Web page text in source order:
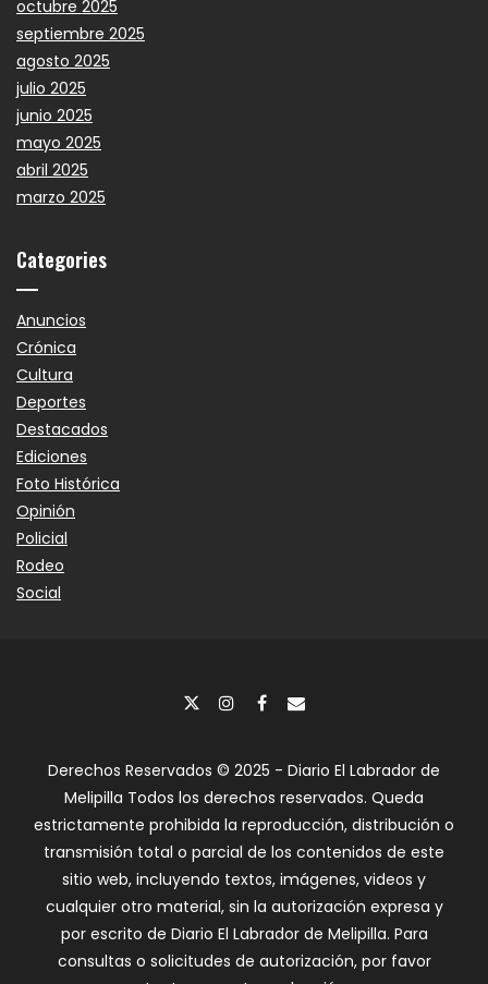
octubre 2025
septiembre 2025
agosto 2025
julio 2025
junio 2025
mayo 2025
abril 2025
marzo 2025
Categories
Anuncios
Crónica
Cultura
Deportes
Destacados
Ediciones
Foto Histórica
Opinión
Policial
Rodeo
Social
Derechos Reservados © 2025 - Diario El Labrador de
Melipilla Todos los derechos reservados. Queda
estrictamente prohibida la reproducción, distribución o
transmisión total o parcial de los contenidos de este
sitio web, incluyendo textos, imágenes, videos y
cualquier otro material, sin la autorización expresa y
por escrito de Diario El Labrador de Melipilla. Para
consultas o solicitudes de autorización, por favor